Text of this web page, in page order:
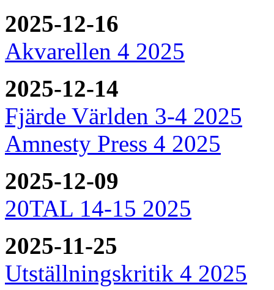
2025-12-16
Akvarellen 4 2025
2025-12-14
Fjärde Världen 3-4 2025
Amnesty Press 4 2025
2025-12-09
20TAL 14-15 2025
2025-11-25
Utställningskritik 4 2025